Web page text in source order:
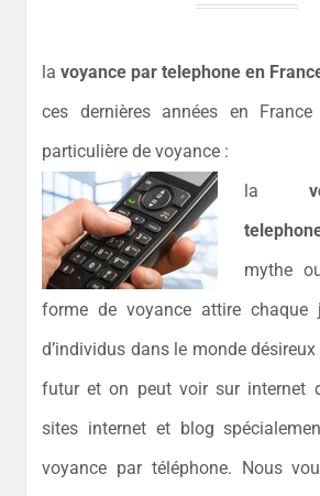
la voyance par telephone en
ces dernières années en
particulière de voyance :
la
mythe
forme de voyance attire chaque
d’individus dans le monde
futur et on peut voir sur internet
sites internet et blog
voyance par téléphone. Nous